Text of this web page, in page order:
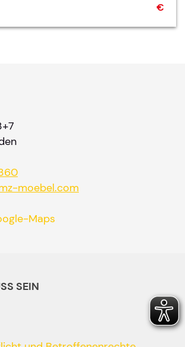
€
moebel.com
Maps
SEIN